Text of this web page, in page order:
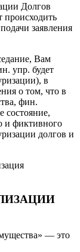
Долгов
заявления
Вам
упр. будет
в
о том, что в
фин.
состояние,
и фиктивного
долгов и
— это